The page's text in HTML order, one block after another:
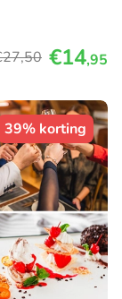
,50 €14,95
39% korting